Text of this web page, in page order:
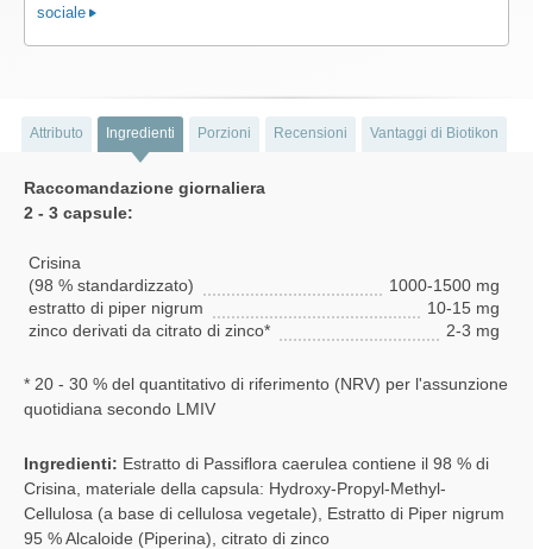
sociale
Attributo Ingredienti Porzioni Recensioni Vantaggi di Biotikon
Raccomandazione giornaliera
2 - 3 capsule:
Crisina
(98 % standardizzato)
1000-1500 mg
estratto di piper nigrum
10-15 mg
zinco derivati da citrato di zinco*
2-3 mg
* 20 - 30 % del quantitativo di riferimento (NRV) per l'assunzione
quotidiana secondo LMIV
Ingredienti: Estratto di Passiflora caerulea contiene il 98 % di
Crisina, materiale della capsula: Hydroxy-Propyl-Methyl-
Cellulosa (a base di cellulosa vegetale), Estratto di Piper nigrum
95 % Alcaloide (Piperina), citrato di zinco